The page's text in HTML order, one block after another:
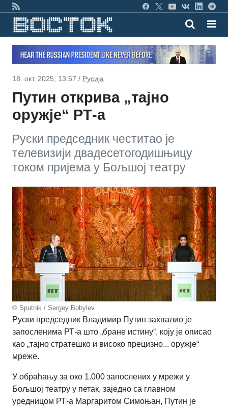
18. окт. 2025, 13:57 / Русија
Путин открива „тајно
оружје“ РТ-а
Руски председник честитао је
телевизији двадесетогодишњицу
током пријема у Бољшој театру
© Sputnik / Sergey Bobylev
Руски председник Владимир Путин захвалио је
запосленима РТ-а што „бране истину“, коју је описао
као „тајно стратешко и високо прецизно... оружје“
мреже.
У обраћању за око 1.000 запослених у мрежи у
Бољшој театру у петак, заједно са главном
уредницом РТ-а Маргаритом Симоњан, Путин је